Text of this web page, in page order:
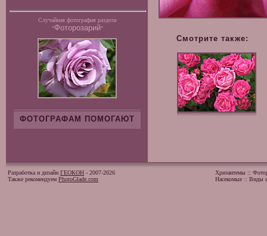
Случайная фотография раздела
"Фоторозарий"
ФОТОГРАФАМ ПОМОГАЮТ
Смотрите также:
Разработка и дизайн ГЕОКОН - 2007-2026
Также рекомендуем PhotoGlade.com
Хризантемы ::
Насекомые :: Виды